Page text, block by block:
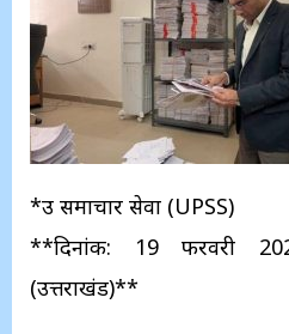
*उप्र समाचार सेवा (UPSS)
**दिनांक: 19 फरवरी
(उत्तराखंड)**